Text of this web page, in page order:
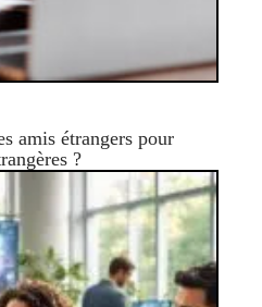
amis étrangers pour
?